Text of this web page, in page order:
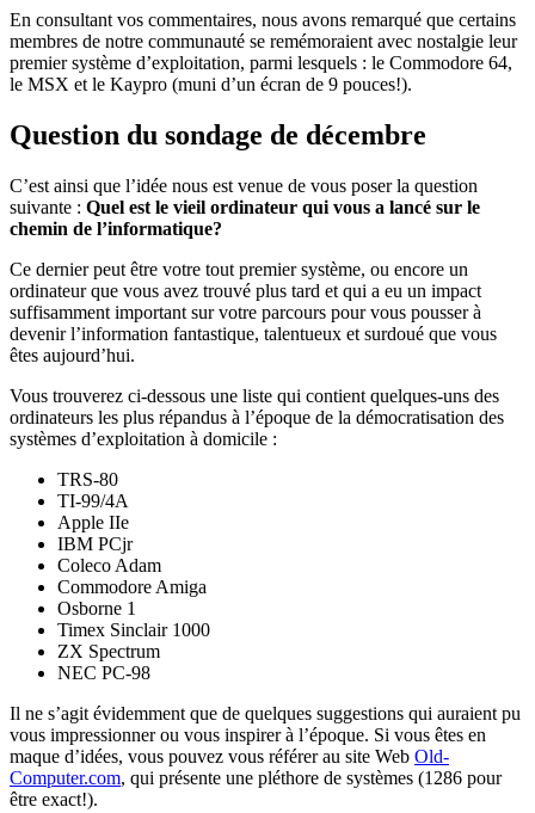
En consultant vos commentaires, nous avons remarqué que certains
membres de notre communauté se remémoraient avec nostalgie leur
premier système d’exploitation, parmi lesquels : le Commodore 64,
le MSX et le Kaypro (muni d’un écran de 9 pouces!).
Question du sondage de décembre
C’est ainsi que l’idée nous est venue de vous poser la question
suivante : Quel est le vieil ordinateur qui vous a lancé sur le
chemin de l’informatique?
Ce dernier peut être votre tout premier système, ou encore un
ordinateur que vous avez trouvé plus tard et qui a eu un impact
suffisamment important sur votre parcours pour vous pousser à
devenir l’information fantastique, talentueux et surdoué que vous
êtes aujourd’hui.
Vous trouverez ci-dessous une liste qui contient quelques-uns des
ordinateurs les plus répandus à l’époque de la démocratisation des
systèmes d’exploitation à domicile :
TRS-80
TI-99/4A
Apple IIe
IBM PCjr
Coleco Adam
Commodore Amiga
Osborne 1
Timex Sinclair 1000
ZX Spectrum
NEC PC-98
Il ne s’agit évidemment que de quelques suggestions qui auraient pu
vous impressionner ou vous inspirer à l’époque. Si vous êtes en
maque d’idées, vous pouvez vous référer au site Web Old-
Computer.com, qui présente une pléthore de systèmes (1286 pour
être exact!).